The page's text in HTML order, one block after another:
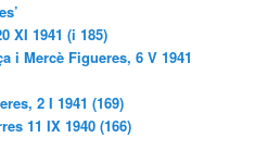
XI 1941 (i 185)
i Mercè Figueres, 6 V 1941
2 I 1941 (169)
11 IX 1940 (166)